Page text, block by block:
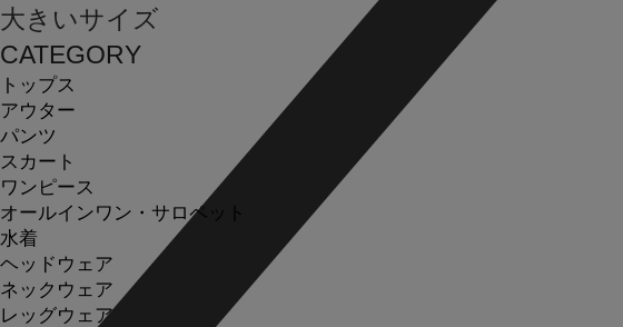
大きいサイズ
CATEGORY
トップス
アウター
パンツ
スカート
ワンピース
オールインワン・サロペット
水着
ヘッドウェア
ネックウェア
レッグウェア